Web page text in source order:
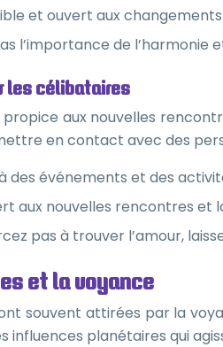
et ouvert aux
l’importance de l’harmonie
les célibataires
aux nouvelles
en contact avec des
des événements et des
aux nouvelles rencontres et
pas à trouver l’amour,
et la voyance
souvent attirées par la
influences planétaires qui